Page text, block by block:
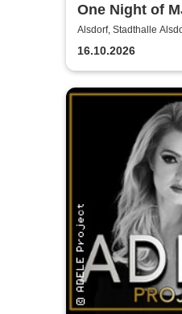
One Night of
to The King of
Alsdorf, Stadthalle
16.10.2026